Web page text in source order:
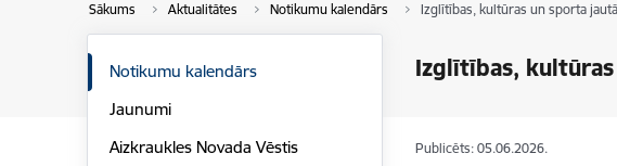
Sākums Aktualitātes Notikumu kalendārs Izglītības, kultūras un sporta
Izglītības,
Notikumu kalendārs
Jaunumi
Aizkraukles Novada Vēstis
Publicēts: 05.06.2026.